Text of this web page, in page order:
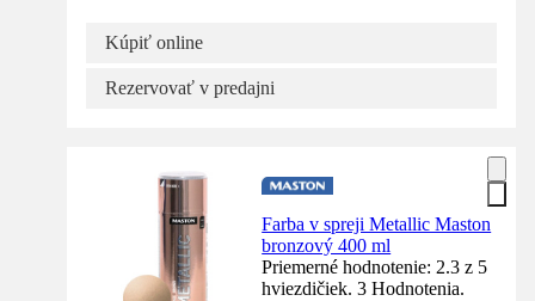
Kúpiť online
Rezervovať v predajni
Farba v spreji Metallic Maston
bronzový 400 ml
Priemerné hodnotenie: 2.3 z 5
hviezdičiek. 3 Hodnotenia.